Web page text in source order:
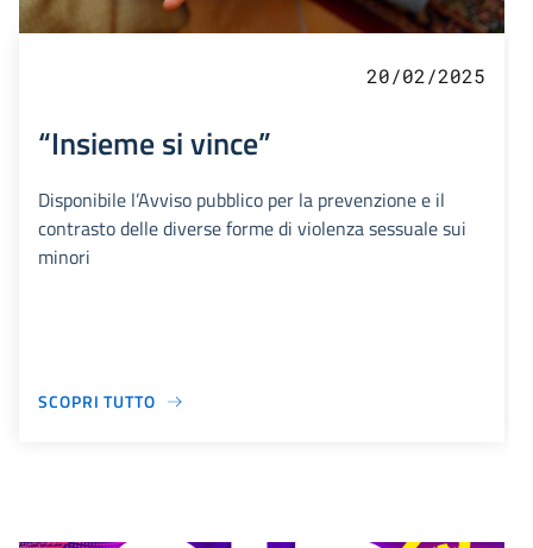
20/02/2025
“Insieme si vince”
Disponibile l’Avviso pubblico per la prevenzione e il
contrasto delle diverse forme di violenza sessuale sui
minori
SCOPRI TUTTO